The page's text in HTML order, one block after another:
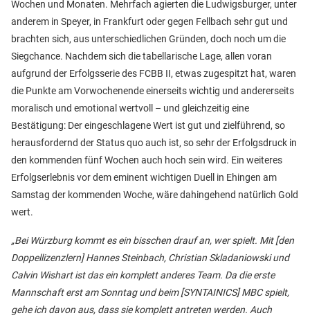
Wochen und Monaten. Mehrfach agierten die Ludwigsburger, unter
anderem in Speyer, in Frankfurt oder gegen Fellbach sehr gut und
brachten sich, aus unterschiedlichen Gründen, doch noch um die
Siegchance. Nachdem sich die tabellarische Lage, allen voran
aufgrund der Erfolgsserie des FCBB II, etwas zugespitzt hat, waren
die Punkte am Vorwochenende einerseits wichtig und andererseits
moralisch und emotional wertvoll – und gleichzeitig eine
Bestätigung: Der eingeschlagene Wert ist gut und zielführend, so
herausfordernd der Status quo auch ist, so sehr der Erfolgsdruck in
den kommenden fünf Wochen auch hoch sein wird. Ein weiteres
Erfolgserlebnis vor dem eminent wichtigen Duell in Ehingen am
Samstag der kommenden Woche, wäre dahingehend natürlich Gold
wert.
„Bei Würzburg kommt es ein bisschen drauf an, wer spielt. Mit [den
Doppellizenzlern] Hannes Steinbach, Christian Skladaniowski und
Calvin Wishart ist das ein komplett anderes Team. Da die erste
Mannschaft erst am Sonntag und beim [SYNTAINICS] MBC spielt,
gehe ich davon aus, dass sie komplett antreten werden. Auch